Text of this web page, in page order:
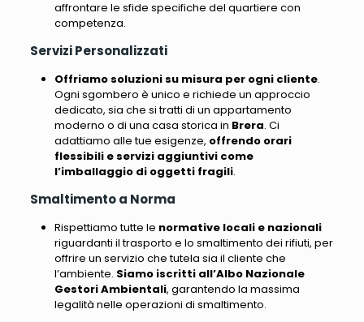
affrontare le sfide specifiche del quartiere con
competenza.
Servizi Personalizzati
Offriamo soluzioni su misura per ogni cliente.
Ogni sgombero è unico e richiede un approccio
dedicato, sia che si tratti di un appartamento
moderno o di una casa storica in Brera. Ci
adattiamo alle tue esigenze, offrendo orari
flessibili e servizi aggiuntivi come
l’imballaggio di oggetti fragili.
Smaltimento a Norma
Rispettiamo tutte le normative locali e nazionali
riguardanti il trasporto e lo smaltimento dei rifiuti, per
offrire un servizio che tutela sia il cliente che
l’ambiente. Siamo iscritti all’Albo Nazionale
Gestori Ambientali, garantendo la massima
legalità nelle operazioni di smaltimento.